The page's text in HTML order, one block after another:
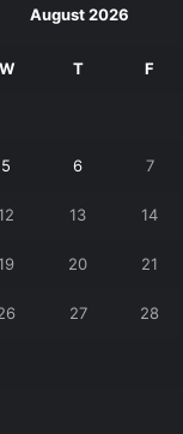
August 2026
W T F
5 6 7
13 14
20 21
27 28